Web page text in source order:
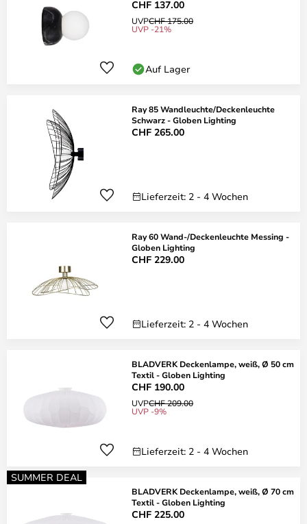
CHF 137.00
UVPCHF 175.00
UVP -21%
Auf Lager
Ray 85 Wandleuchte/Deckenleuchte
Schwarz - Globen Lighting
CHF 265.00
Lieferzeit: 2 - 4 Wochen
Ray 60 Wand-/Deckenleuchte Messing -
Globen Lighting
CHF 229.00
Lieferzeit: 2 - 4 Wochen
BLADVERK Deckenlampe, weiß, Ø 50 cm
Textil - Globen Lighting
CHF 190.00
UVPCHF 209.00
UVP -9%
Lieferzeit: 2 - 4 Wochen
SUMMER DEAL
BLADVERK Deckenlampe, weiß, Ø 70 cm
Textil - Globen Lighting
CHF 225.00